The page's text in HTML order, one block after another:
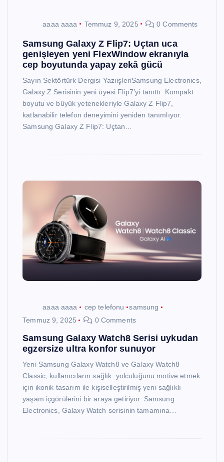
aaaa aaaa Temmuz 9, 2025 0 Comments
Samsung Galaxy Z Flip7: Uçtan uca
genişleyen yeni FlexWindow ekranıyla
cep boyutunda yapay zekâ gücü
Sayın Sektörtürk Dergisi YazıişleriSamsung Electronics,
Galaxy Z Serisinin yeni üyesi Flip7’yi tanıttı. Kompakt
boyutu ve büyük yetenekleriyle Galaxy Z Flip7,
katlanabilir telefon deneyimini yeniden tanımlıyor.
Samsung Galaxy Z Flip7: Uçtan…
aaaa aaaa cep telefonu
samsung
Temmuz 9, 2025
0 Comments
Samsung Galaxy Watch8 Serisi uykudan
egzersize ultra konfor sunuyor
Yeni Samsung Galaxy Watch8 ve Galaxy Watch8
Classic, kullanıcıların sağlık yolculuğunu motive etmek
için ikonik tasarım ile kişiselleştirilmiş yeni sağlıklı
yaşam içgörülerini bir araya getiriyor. Samsung
Electronics, Galaxy Watch serisinin tamamına…